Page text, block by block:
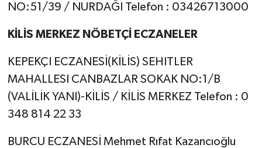
NO:51/39 / NURDAĞI Telefon : 03426713000
KİLİS MERKEZ NÖBETÇİ ECZANELER
KEPEKÇI ECZANESİ(KİLİS) SEHITLER
MAHALLESI CANBAZLAR SOKAK NO:1/B
(VALİLİK YANI)-KİLİS / KİLİS MERKEZ Telefon : 0
348 814 22 33
BURCU ECZANESİ Mehmet Rıfat Kazancıoğlu